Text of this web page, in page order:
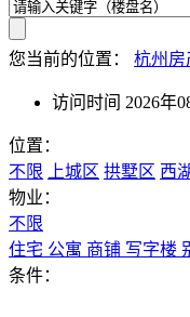
您当前的位置： 杭州房
访问时间 2026年
位置：
不限
上城区 拱墅区 西
物业：
不限
住宅 公寓 商铺 写字楼
条件：